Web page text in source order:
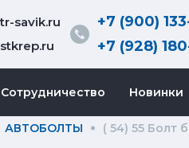
savik.ru
+7 (900)
+7 (928)
Сотрудничество Новинки
АВТОБОЛТЫ ( 54) 55 Болт